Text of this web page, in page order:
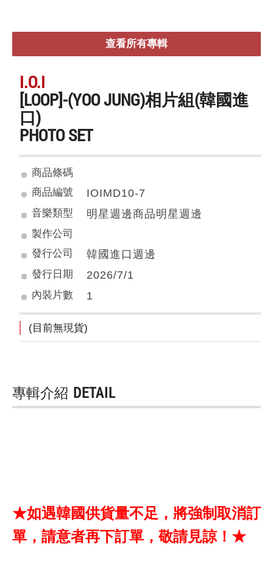
查看所有專輯
I.O.I
[LOOP]-(YOO JUNG)相片組(韓國進
口)
PHOTO SET
商品條碼
商品編號
IOIMD10-7
音樂類型 明星週邊商品明星週邊
製作公司
發行公司
韓國進口週邊
發行日期 2026/7/1
內裝片數 1
(目前無現貨)
專輯介紹 DETAIL
★如遇韓國供貨量不足，將強制取消訂
單，請意者再下訂單，敬請見諒！★